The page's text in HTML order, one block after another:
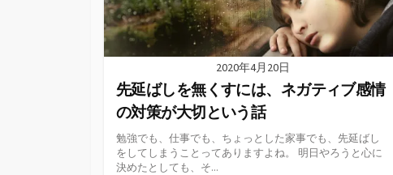
2020年4月20日
先延ばしを無くすには、ネガティブ感情
の対策が大切という話
勉強でも、仕事でも、ちょっとした家事でも、先延ばし
をしてしまうことってありますよね。 明日やろうと心に
決めたとしても、そ...